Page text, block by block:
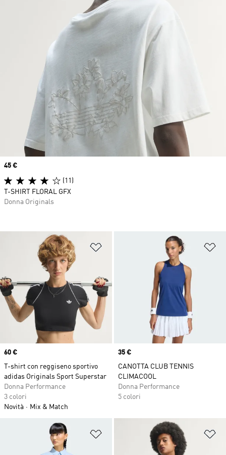
Aggiungi alla lista dei desideri
Price
60 €
T-shirt con reggiseno sportivo
adidas Originals Sport Superstar
Donna Performance
3 colori
Novità
Mix & Match
Price
35 €
CANOTTA CLUB TENNIS
CLIMACOOL
Donna Performance
5 colori
Aggiungi alla lista dei desideri
Price
45 €
(11)
T-SHIRT FLORAL GFX
Donna Originals